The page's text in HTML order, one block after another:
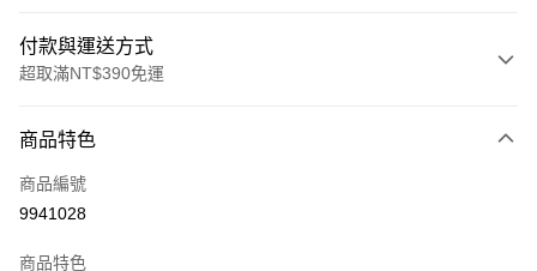
付款與運送方式
超取滿NT$390免運
POYA支付
信用卡一次付款
商品特色
商品編號
9941028
商品特色